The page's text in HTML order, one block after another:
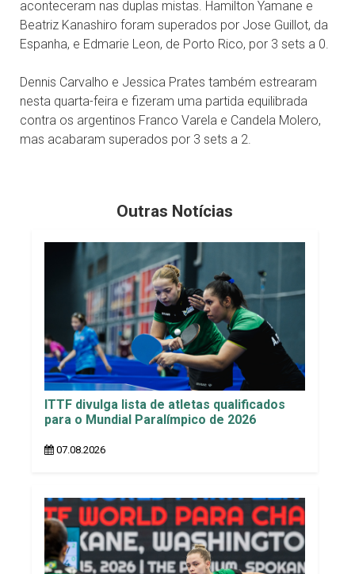
aconteceram nas duplas mistas. Hamilton Yamane e
Beatriz Kanashiro foram superados por Jose Guillot, da
Espanha, e Edmarie Leon, de Porto Rico, por 3 sets a 0.
Dennis Carvalho e Jessica Prates também estrearam
nesta quarta-feira e fizeram uma partida equilibrada
contra os argentinos Franco Varela e Candela Molero,
mas acabaram superados por 3 sets a 2.
Outras Notícias
ITTF divulga lista de atletas qualificados
para o Mundial Paralímpico de 2026
07.08.2026